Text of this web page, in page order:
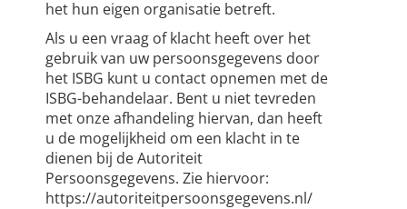
het hun eigen organisatie betreft.
Als u een vraag of klacht heeft over het
gebruik van uw persoonsgegevens door
het ISBG kunt u contact opnemen met de
ISBG-behandelaar. Bent u niet tevreden
met onze afhandeling hiervan, dan heeft
u de mogelijkheid om een klacht in te
dienen bij de Autoriteit
Persoonsgegevens. Zie hiervoor:
https://autoriteitpersoonsgegevens.nl/